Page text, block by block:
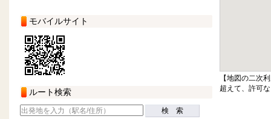
モバイルサイト
ルート検索
検 索
【地図の二次
超えて、許可